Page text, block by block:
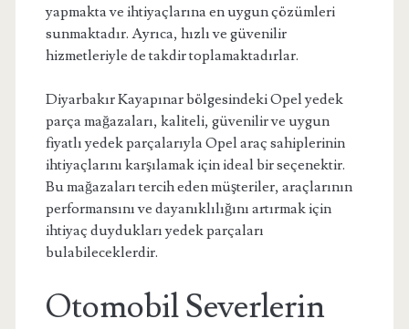
yapmakta ve ihtiyaçlarına en uygun çözümleri
sunmaktadır. Ayrıca, hızlı ve güvenilir
hizmetleriyle de takdir toplamaktadırlar.
Diyarbakır Kayapınar bölgesindeki Opel yedek
parça mağazaları, kaliteli, güvenilir ve uygun
fiyatlı yedek parçalarıyla Opel araç sahiplerinin
ihtiyaçlarını karşılamak için ideal bir seçenektir.
Bu mağazaları tercih eden müşteriler, araçlarının
performansını ve dayanıklılığını artırmak için
ihtiyaç duydukları yedek parçaları
bulabileceklerdir.
Otomobil Severlerin